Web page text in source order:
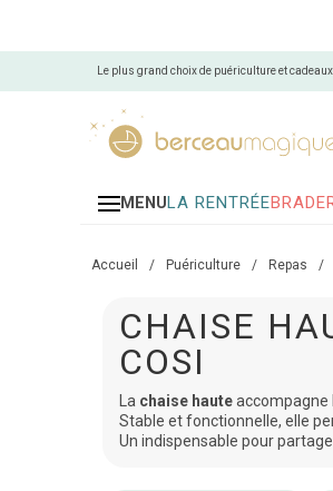
Le plus grand choix de puériculture et
MENULA RENTRÉE
Accueil / Puériculture / Repas /
CHAISE
COSI
La chaise hauteaccompagne
Stable et fonctionnelle, elle
Un indispensable pour